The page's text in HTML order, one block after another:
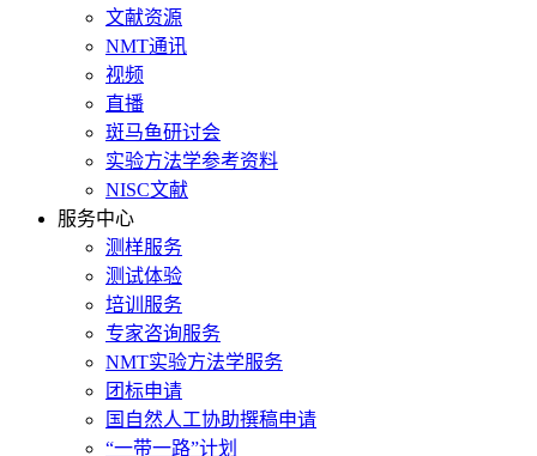
文献资源
NMT通讯
视频
直播
斑马鱼研讨会
实验方法学参考资料
NISC文献
服务中心
测样服务
测试体验
培训服务
专家咨询服务
NMT实验方法学服务
团标申请
国自然人工协助撰稿申请
“一带一路”计划